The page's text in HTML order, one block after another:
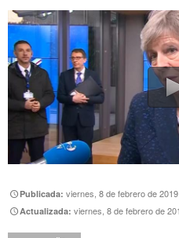
https://
Publicada:viernes, 8 de febrero de
Actualizada:viernes, 8 de febrero de